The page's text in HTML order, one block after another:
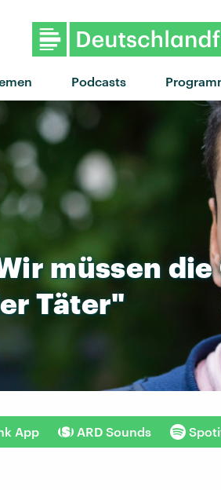
Podcasts
"Once
müssen die
Täter"
App ARD Sounds